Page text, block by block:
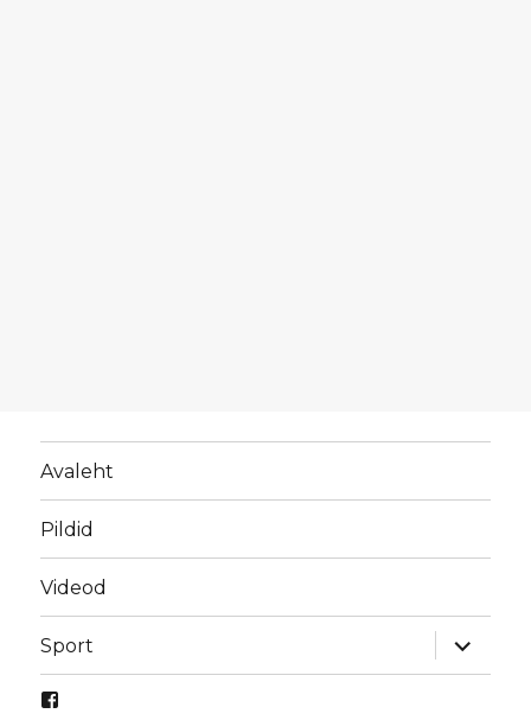
Avaleht
Pildid
Videod
Sport
laienda